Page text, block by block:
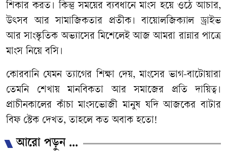
শিকার করত। কিন্তু সময়ের ব্যবধানে মাংস হয়ে ওঠে আচার,
উৎসব আর সামাজিকতার প্রতীক। বায়োলজিক্যাল ড্রাইভ
আর সাংস্কৃতিক অভ্যাসের মিশেলেই আজ আমরা রান্নার পাত্রে
মাংস নিয়ে বসি।
কোরবানি যেমন ত্যাগের শিক্ষা দেয়, মাংসের ভাগ-বাটোয়ারা
তেমনি শেখায় মানবিকতা আর সমাজের প্রতি দায়িত্ব।
প্রাচীনকালের কাঁচা মাংসভোজী মানুষ যদি আজকের বাটার
বিফ স্টেক দেখত, তাহলে কত অবাক হতো!
আরো পড়ুন ...